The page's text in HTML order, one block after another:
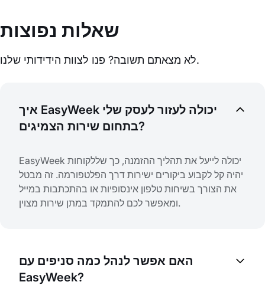
שאלות נפוצות
לא מצאתם תשובה? פנו לצוות הידידותי שלנו.
איך EasyWeek יכולה לעזור לעסק שלי
בתחום שירות הצמיגים?
EasyWeek יכולה לייעל את תהליך ההזמנה, כך שללקוחות
יהיה קל לקבוע ביקורים ישירות דרך הפלטפורמה. זה מבטל
את הצורך בשיחות טלפון אינסופיות או בהתכתבות במייל
ומאפשר לכם להתמקד במתן שירות מצוין.
האם אפשר לנהל כמה סניפים עם
EasyWeek?